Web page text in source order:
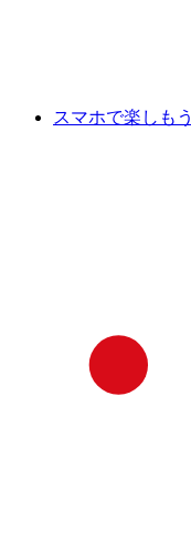
スマホで楽しもう